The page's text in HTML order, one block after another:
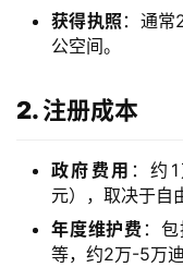
获得执照 ：通
公空间。
2. 注册成本
政府费用 ：约
元），取决于自
年度维护费 ：
等，约2万-5万迪